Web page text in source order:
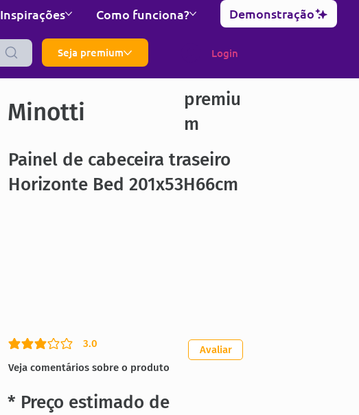
Inspirações Como funciona? Demonstração
Seja premium Login
Minotti
premiu
m
Painel de cabeceira traseiro
Horizonte Bed 201x53H66cm
3.0
classificação média é 3 de 5
Veja comentários sobre o produto
Avaliar
* Preço estimado de